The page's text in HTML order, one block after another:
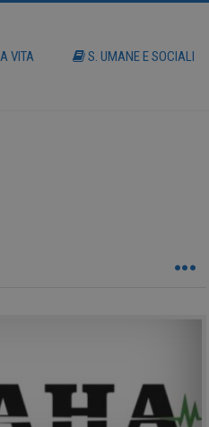
VITA S. UMANE E SOCIALI